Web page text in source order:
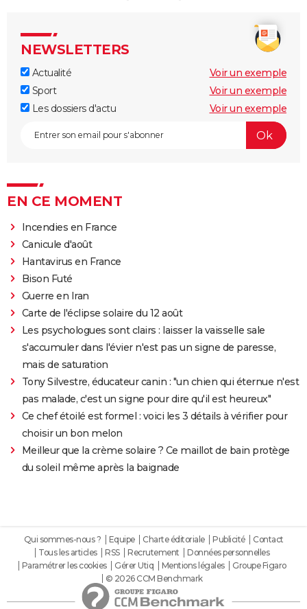
NEWSLETTERS
Actualité
Voir un exemple
Sport
Voir un exemple
Les dossiers d'actu
Voir un exemple
EN CE MOMENT
Incendies en France
Canicule d'août
Hantavirus en France
Bison Futé
Guerre en Iran
Carte de l'éclipse solaire du 12 août
Les psychologues sont clairs : laisser la vaisselle sale
s'accumuler dans l'évier n'est pas un signe de paresse,
mais de saturation
Tony Silvestre, éducateur canin : "un chien qui éternue n'est
pas malade, c'est un signe pour dire qu'il est heureux"
Ce chef étoilé est formel : voici les 3 détails à vérifier pour
choisir un bon melon
Meilleur que la crème solaire ? Ce maillot de bain protège
du soleil même après la baignade
Qui sommes-nous ? Equipe Charte éditoriale Publicité
Contact
Tous les articles
RSS Recrutement
Données personnelles
Paramétrer les cookies
Gérer Utiq Mentions légales
Groupe Figaro
© 2026 CCM Benchmark